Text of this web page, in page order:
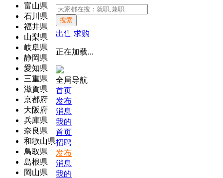
富山県
石川県
福井県
山梨県
岐阜県
静岡県
愛知県
三重県
滋賀県
京都府
大阪府
兵庫県
奈良県
和歌山県
鳥取県
島根県
岡山県
搜索
出售 求购
正在加载...
全局导航
首页
发布
消息
我的
首页
招聘
发布
消息
我的